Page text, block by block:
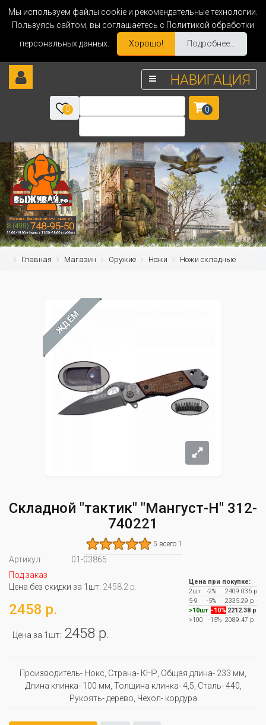
Мы используем файлы cookie и рекомендательные технологии.
Пользуясь сайтом, вы соглашаетесь с Политикой обработки
персональных данных.
Хорошо! Подробнее...
НАВИГАЦИЯ
0 0
Главная Магазин Оружие Ножи Ножи складные
ЖДЁМ
Складной "тактик" "Мангуст-Н" 312-
740221
5 всего 1
Артикул:
01-03865
Под заказ
Цена без скидки за 1шт: 2458.2 р.
2458 р.
Цена за 1шт: 2458 р.
Цена при покупке:
2шт
-2%
2409.036 р
5-9
-5%
2335.29 р
>10шт -10% 2212.38 р
>100
-15% 2089.47 р
Производитель- Нокс, Страна- КНР, Oбщая длина- 233 мм,
Длина клинка- 100 мм, Толщина клинка- 4,5, Сталь- 440,
Рукоять- дерево, Чехол- кордура